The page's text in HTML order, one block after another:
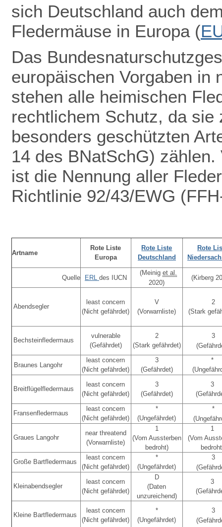
sich Deutschland auch
Fledermäuse in Europa (
Das
europäischen Vorgaben in
stehen alle heimischen
rechtlichem Schutz, da sie
besonders geschützten
14 des BNatSchG)
ist die Nennung aller
Richtlinie 92/43/EWG
Artname
Rote Liste
Europa
Rote Liste
Deutschland
Rote
Quelle ERL des IUCN
(Meinig et al.
2020)
(Kirberg
Abendsegler
least concern
(Nicht gefährdet)
V
(Vorwarnliste)
2
(Stark
Bechsteinfledermaus
vulnerable
(Gefährdet)
2
(Stark gefährdet)
3
Braunes Langohr
least concern
(Nicht gefährdet)
3
(Gefährdet)
*
Breitflügelfledermaus
least concern
(Nicht gefährdet)
3
(Gefährdet)
3
Fransenfledermaus
least concern
(Nicht gefährdet)
*
(Ungefährdet)
*
Graues Langohr
near threatend
(Vorwarnliste)
1
(Vom Aussterben
bedroht)
1
(Vom
Große Bartfledermaus
least concern
(Nicht gefährdet)
*
(Ungefährdet)
3
Kleinabendsegler
least concern
(Nicht gefährdet)
D
(Daten
unzureichend)
3
Kleine Bartfledermaus
least concern
(Nicht gefährdet)
*
(Ungefährdet)
3